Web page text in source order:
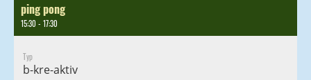
ping pong
15:30 - 17:30
Typ
b-kre-aktiv